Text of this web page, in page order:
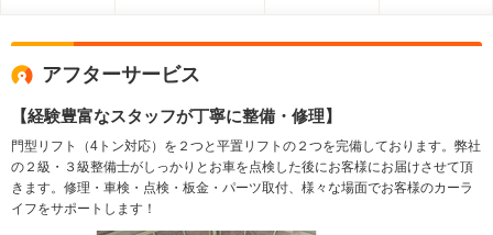
アフターサービス
【経験豊富なスタッフが丁寧に整備・修理】
門型リフト（4トン対応）を２つと平置リフトの２つを完備しております。弊社
の２級・３級整備士がしっかりとお車を点検した後にお客様にお届けさせて頂
きます。修理・車検・点検・板金・パーツ取付、様々な場面でお客様のカーラ
イフをサポートします！